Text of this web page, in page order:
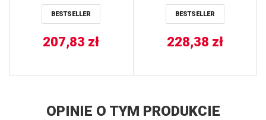
TRX 350D ’87-’89 ALL
BALLS
BESTSELLER
207,83 zł
BESTSELLER
228,38 zł
OPINIE O TYM PRODUKCIE